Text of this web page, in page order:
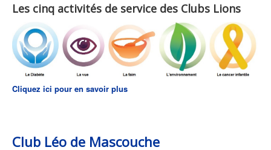
Les cinq activités de service des Clubs Lions
Cliquez ici pour en savoir plus
Club Léo de Mascouche